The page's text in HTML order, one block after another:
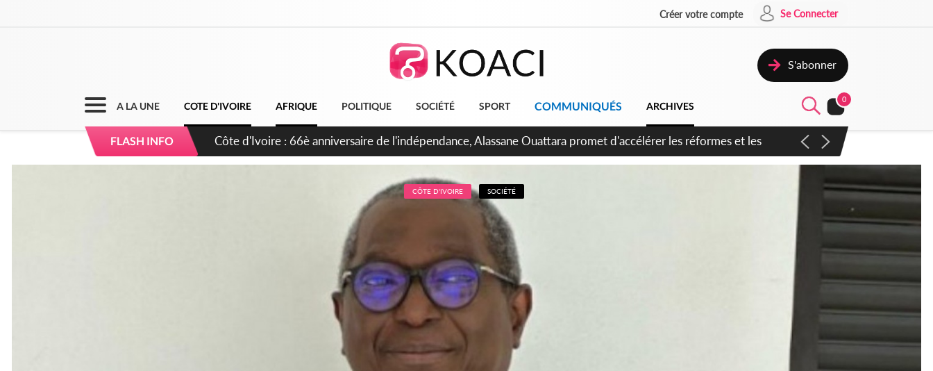
Créer votre compte Se Connecter
S'abonner
A LA UNE COTE D'IVOIRE AFRIQUE POLITIQUE SOCIÉTÉ SPORT COMMUNIQUÉS ARCHIVES
0
FLASH INFO
Côte d'Ivoire : À Abidjan, Amadou Oury Bah admire le modèle ivoirien et veut s'en inspirer pour accélérer le
développement de la Guinée
CÔTE D'IVOIRE SOCIÉTÉ